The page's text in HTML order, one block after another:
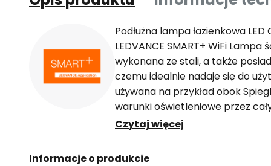
Podłużna lampa łazienkowa
LEDVANCE SMART+ WiFi
wykonana ze stali, a także
czemu idealnie nadaje się do
używana na przykład obok
warunki oświetleniowe przez
na zewnątrz i do pomieszczenia
głosowego, a temperatura
Czytaj więcej
Informacje o produkcie